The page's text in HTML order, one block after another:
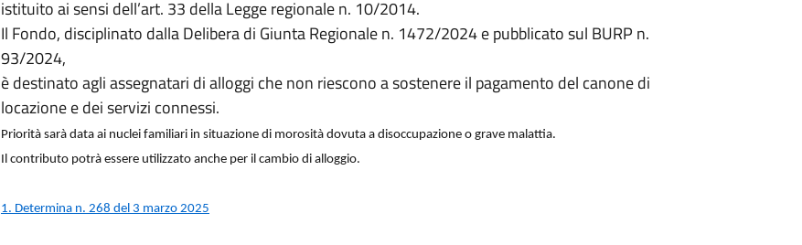
istituito ai sensi dell’art. 33 della Legge regionale n. 10/2014.
Il Fondo, disciplinato dalla Delibera di Giunta Regionale n. 1472/2024 e pubblicato sul BURP n.
93/2024,
è destinato agli assegnatari di alloggi che non riescono a sostenere il pagamento del canone di
locazione e dei servizi connessi.
Priorità sarà data ai nuclei familiari in situazione di morosità dovuta a disoccupazione o grave malattia.
Il contributo potrà essere utilizzato anche per il cambio di alloggio.
1. Determina n. 268 del 3 marzo 2025